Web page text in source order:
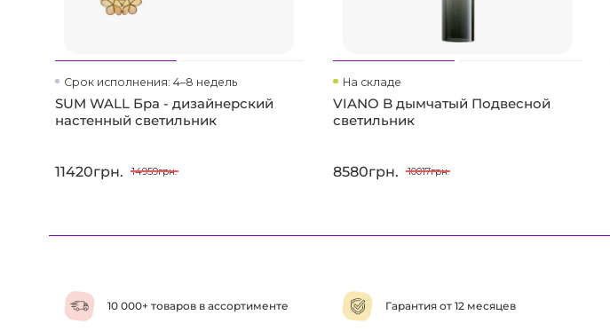
Срок исполнения: 4–8 недель
SUM WALL Бра - дизайнерский
настенный светильник
11420грн. 14959грн.
На складе
VIANO B дымчатый Подвесной
светильник
8580грн. 10017грн.
10 000+ товаров в ассортименте Гарантия от 12 месяцев